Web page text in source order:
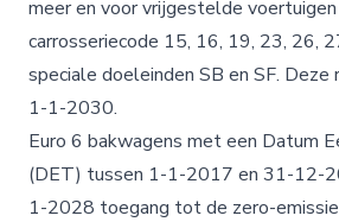
meer en voor vrijgestelde
carrosseriecode 15, 16, 19, 23, 26,
speciale doeleinden SB en SF.
1-1-2030.
Euro 6 bakwagens met een Datum
(DET) tussen 1-1-2017 en 31-12-
1-2028 toegang tot de zero-